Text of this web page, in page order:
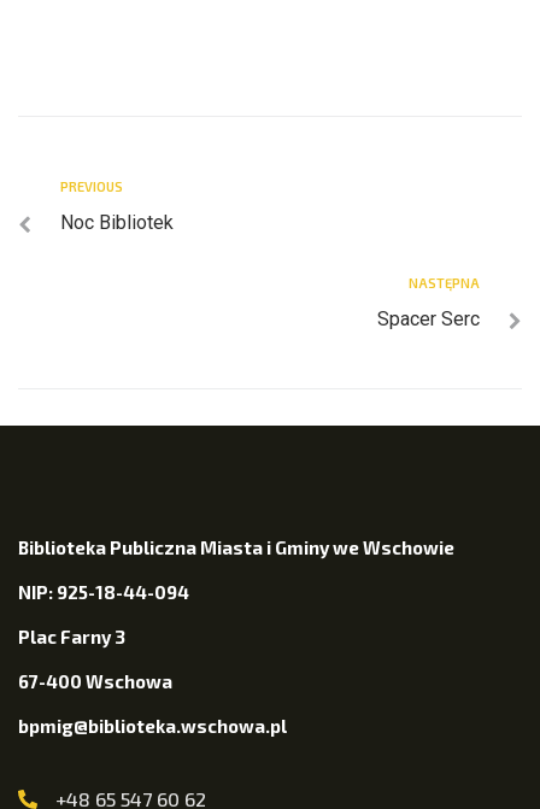
PREVIOUS
Noc Bibliotek
NASTĘPNA
Spacer Serc
Biblioteka Publiczna Miasta i Gminy we Wschowie
NIP: 925-18-44-094
Plac Farny 3
67-400 Wschowa
bpmig@biblioteka.wschowa.pl
+48 65 547 60 62